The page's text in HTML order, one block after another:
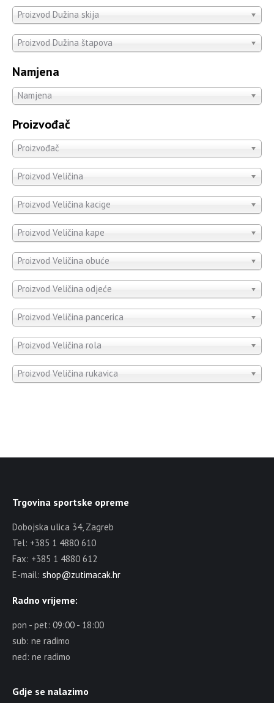
Proizvod Dužina skija
Proizvod Dužina štapova
Namjena
Namjena
Proizvođač
Proizvođač
Proizvod Veličina
Proizvod Veličina kacige
Proizvod Veličina kape
Proizvod Veličina obuće
Proizvod Veličina odjeće
Proizvod Veličina pancerica
Proizvod Veličina rola
Proizvod Veličina rukavica
Trgovina sportske opreme
Dobojska ulica 34, Zagreb
Tel: +385 1 4880 610
Fax: +385 1 4880 612
E-mail: shop@zutimacak.hr
Radno vrijeme:
pon - pet: 09:00 - 18:00
sub: ne radimo
ned: ne radimo
Gdje se nalazimo